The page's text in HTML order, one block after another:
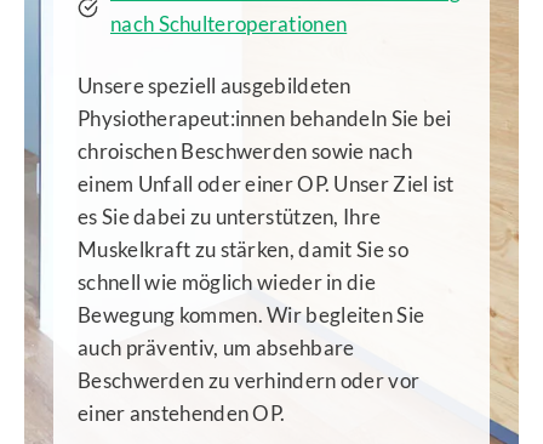
nach Schulteroperationen
Unsere speziell ausgebildeten
Physiotherapeut:innen behandeln Sie bei
chroischen Beschwerden sowie nach
einem Unfall oder einer OP. Unser Ziel ist
es Sie dabei zu unterstützen, Ihre
Muskelkraft zu stärken, damit Sie so
schnell wie möglich wieder in die
Bewegung kommen. Wir begleiten Sie
auch präventiv, um absehbare
Beschwerden zu verhindern oder vor
einer anstehenden OP.